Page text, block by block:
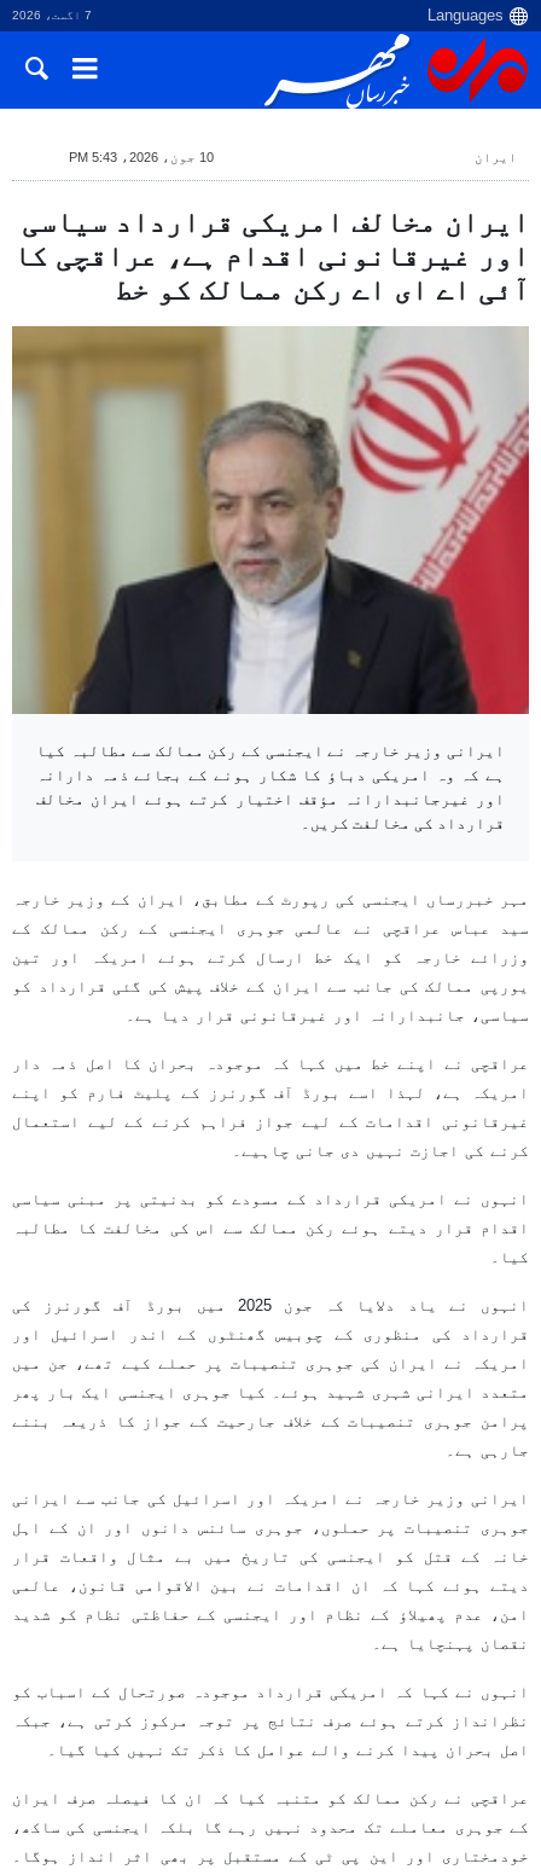
7 اگست، 2026
ایران 10 جون، 2026، 5:43 PM
ایران مخالف امریکی قرارداد سیاسی
اور غیرقانونی اقدام ہے، عراقچی کا
آئی اے ای اے رکن ممالک کو خط
ایرانی وزیر خارجہ نے ایجنسی کے رکن ممالک سے مطالبہ کیا
ہے کہ وہ امریکی دباؤ کا شکار ہونے کے بجائے ذمہ دارانہ
اور غیرجانبدارانہ مؤقف اختیار کرتے ہوئے ایران مخالف
قرارداد کی مخالفت کریں۔
مہر خبررساں ایجنسی کی رپورٹ کے مطابق، ایران کے وزیر خارجہ
سید عباس عراقچی نے عالمی جوہری ایجنسی کے رکن ممالک کے
وزرائے خارجہ کو ایک خط ارسال کرتے ہوئے امریکہ اور تین
یورپی ممالک کی جانب سے ایران کے خلاف پیش کی گئی قرارداد کو
سیاسی، جانبدارانہ اور غیرقانونی قرار دیا ہے۔
عراقچی نے اپنے خط میں کہا کہ موجودہ بحران کا اصل ذمہ دار
امریکہ ہے، لہذا اسے بورڈ آف گورنرز کے پلیٹ فارم کو اپنے
غیرقانونی اقدامات کے لیے جواز فراہم کرنے کے لیے استعمال
کرنے کی اجازت نہیں دی جانی چاہیے۔
انہوں نے امریکی قرارداد کے مسودے کو بدنیتی پر مبنی سیاسی
اقدام قرار دیتے ہوئے رکن ممالک سے اس کی مخالفت کا مطالبہ
کیا۔
انہوں نے یاد دلایا کہ جون 2025 میں بورڈ آف گورنرز کی
قرارداد کی منظوری کے چوبیس گھنٹوں کے اندر اسرائیل اور
امریکہ نے ایران کی جوہری تنصیبات پر حملے کیے تھے، جن میں
متعدد ایرانی شہری شہید ہوئے۔ کیا جوہری ایجنسی ایک بار پھر
پرامن جوہری تنصیبات کے خلاف جارحیت کے جواز کا ذریعہ بننے
جارہی ہے۔
ایرانی وزیر خارجہ نے امریکہ اور اسرائیل کی جانب سے ایرانی
جوہری تنصیبات پر حملوں، جوہری سائنس دانوں اور ان کے اہل
خانہ کے قتل کو ایجنسی کی تاریخ میں بے مثال واقعات قرار
دیتے ہوئے کہا کہ ان اقدامات نے بین الاقوامی قانون، عالمی
امن، عدم پھیلاؤ کے نظام اور ایجنسی کے حفاظتی نظام کو شدید
نقصان پہنچایا ہے۔
انہوں نے کہا کہ امریکی قرارداد موجودہ صورتحال کے اسباب کو
نظرانداز کرتے ہوئے صرف نتائج پر توجہ مرکوز کرتی ہے، جبکہ
اصل بحران پیدا کرنے والے عوامل کا ذکر تک نہیں کیا گیا۔
عراقچی نے رکن ممالک کو متنبہ کیا کہ ان کا فیصلہ صرف ایران
کے جوہری معاملے تک محدود نہیں رہے گا بلکہ ایجنسی کی ساکھ،
خودمختاری اور این پی ٹی کے مستقبل پر بھی اثر انداز ہوگا۔